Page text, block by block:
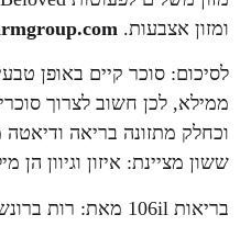
ומזון אצבעות.
לסיכום: סוכר קיים באופן
ממילא, לכן חשוב לצרוך
וכחלק מתזונה בריאה ודיאטה
ששון מציינת: איזון וגיוון הן
בריאות 106il מאת: רות ברונשטיין